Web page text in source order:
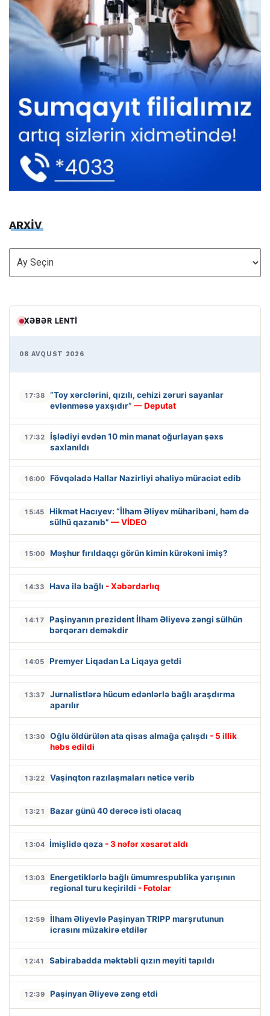
ARXİV
ARXİV
XƏBƏR LENTI
08 AVQUST 2026
17:38
“Toy xərclərini, qızılı, cehizi zəruri sayanlar
evlənməsə yaxşıdır” — Deputat
17:32
İşlədiyi evdən 10 min manat oğurlayan şəxs
saxlanıldı
16:00 Fövqəladə Hallar Nazirliyi əhaliyə müraciət edib
15:45
Hikmət Hacıyev: “İlham Əliyev müharibəni, həm də
sülhü qazanıb” — VİDEO
15:00 Məşhur fırıldaqçı görün kimin kürəkəni imiş?
14:33 Hava ilə bağlı - Xəbərdarlıq
14:17
Paşinyanın prezident İlham Əliyevə zəngi sülhün
bərqərarı deməkdir
14:05 Premyer Liqadan La Liqaya getdi
13:37
Jurnalistlərə hücum edənlərlə bağlı araşdırma
aparılır
13:30 Oğlu öldürülən ata qisas almağa çalışdı - 5 illik
həbs edildi
13:22 Vaşinqton razılaşmaları nəticə verib
13:21 Bazar günü 40 dərəcə isti olacaq
13:04 İmişlidə qəza - 3 nəfər xəsarət aldı
13:03
Energetiklərlə bağlı ümumrespublika yarışının
regional turu keçirildi - Fotolar
12:59
İlham Əliyevlə Paşinyan TRIPP marşrutunun
icrasını müzakirə etdilər
12:41 Sabirabadda məktəbli qızın meyiti tapıldı
12:39 Paşinyan Əliyevə zəng etdi